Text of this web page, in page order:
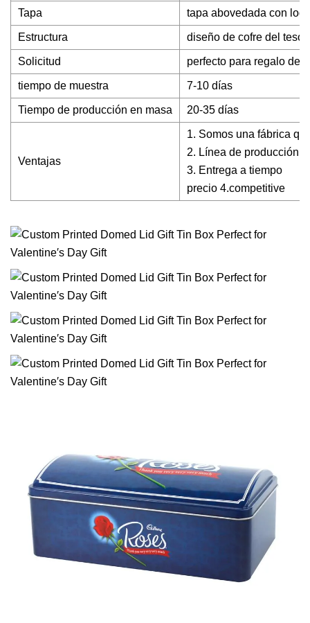
Tapa tapa abovedada con
Estructura diseño de cofre del
Solicitud perfecto para regalo de
tiempo de muestra 7-10 días
Tiempo de producción en masa 20-35 días
Ventajas
1. Somos una fábrica
2. Línea de producción
3. Entrega a tiempo
precio 4.competitive